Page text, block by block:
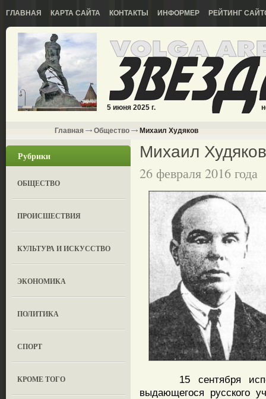
ГЛАВНАЯ КАРТА САЙТА КОНТАКТЫ ИНФОРМЕР РЕЙТИНГ
5 июня 2025 г.
Главная Общество Михаил Худяков
Рубрики
ОБЩЕСТВО
ПРОИСШЕСТВИЯ
КУЛЬТУРА И ИСКУССТВО
ЭКОНОМИКА
ПОЛИТИКА
СПОРТ
КРОМЕ ТОГО
Михаил Худяков
26 февраля 2016 года
15 сентября
выдающегося русского